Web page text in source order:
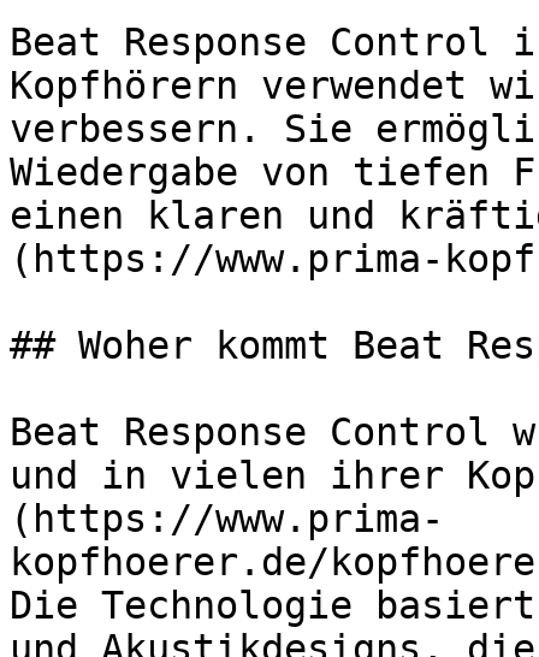
Beat Response
Kopfhörern verwendet
verbessern. Sie
Wiedergabe von tiefen
einen klaren und
(https://www.prima-
## Woher kommt Beat
Beat Response Control
und in vielen ihrer
(https://www.prima-
kopfhoerer.de/
Die Technologie